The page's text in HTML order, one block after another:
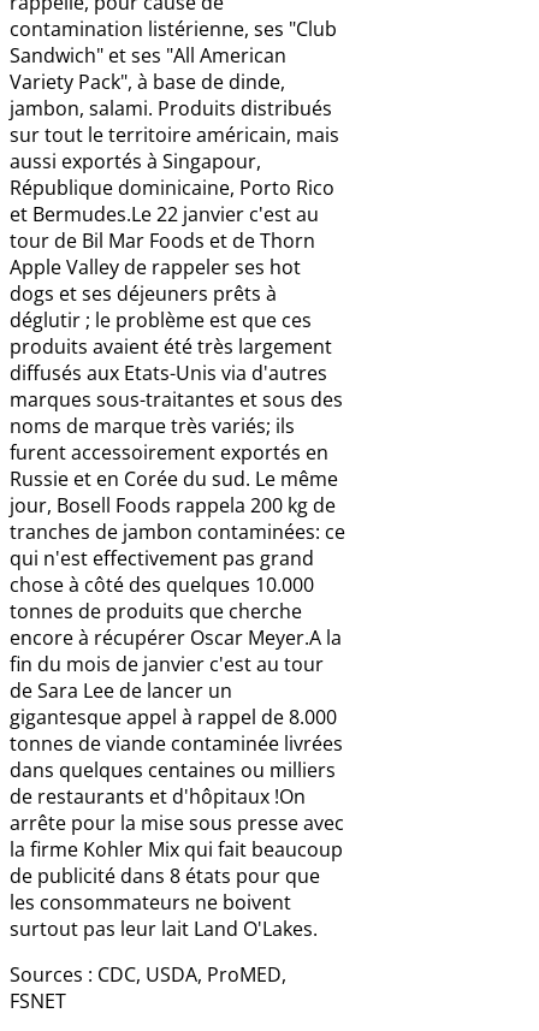
contamination listérienne, ses "Club
Sandwich" et ses "All American
Variety Pack", à base de dinde,
jambon, salami. Produits distribués
sur tout le territoire américain, mais
aussi exportés à Singapour,
République dominicaine, Porto Rico
et Bermudes.Le 22 janvier c'est au
tour de Bil Mar Foods et de Thorn
Apple Valley de rappeler ses hot
dogs et ses déjeuners prêts à
déglutir ; le problème est que ces
produits avaient été très largement
diffusés aux Etats-Unis via d'autres
marques sous-traitantes et sous des
noms de marque très variés; ils
furent accessoirement exportés en
Russie et en Corée du sud. Le même
jour, Bosell Foods rappela 200 kg de
tranches de jambon contaminées: ce
qui n'est effectivement pas grand
chose à côté des quelques 10.000
tonnes de produits que cherche
encore à récupérer Oscar Meyer.A la
fin du mois de janvier c'est au tour
de Sara Lee de lancer un
gigantesque appel à rappel de 8.000
tonnes de viande contaminée livrées
dans quelques centaines ou milliers
de restaurants et d'hôpitaux !On
arrête pour la mise sous presse avec
la firme Kohler Mix qui fait beaucoup
de publicité dans 8 états pour que
les consommateurs ne boivent
surtout pas leur lait Land O'Lakes.
Sources : CDC, USDA, ProMED,
FSNET